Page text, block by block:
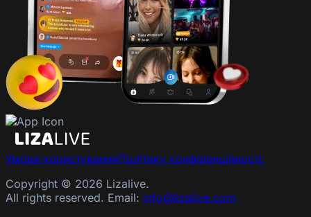
Умови користуванняПолітику конфіденційності.
Copyright © 2026 Lizalive.
All rights reserved. Email: info@lizalive.com